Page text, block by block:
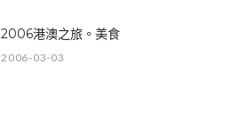
2006港澳之旅。美食
2006-03-03